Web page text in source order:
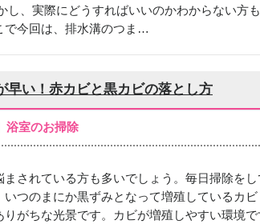
し、実際にどうすればいいのかわからない方
で今回は、排水溝のつま…
早い！赤カビと黒カビの落とし方
浴室のお掃除
まされている方も多いでしょう。毎日掃除をし
いつのまにか黒ずみとなって増殖しているカビ
りがちな光景です。カビが増殖しやすい環境で